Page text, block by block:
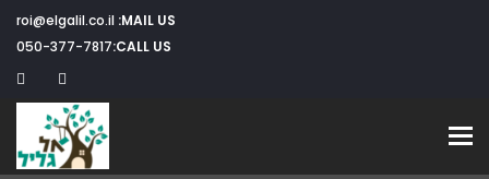
MAIL US:
CALL US:
050-377-7817
Toggle navigation